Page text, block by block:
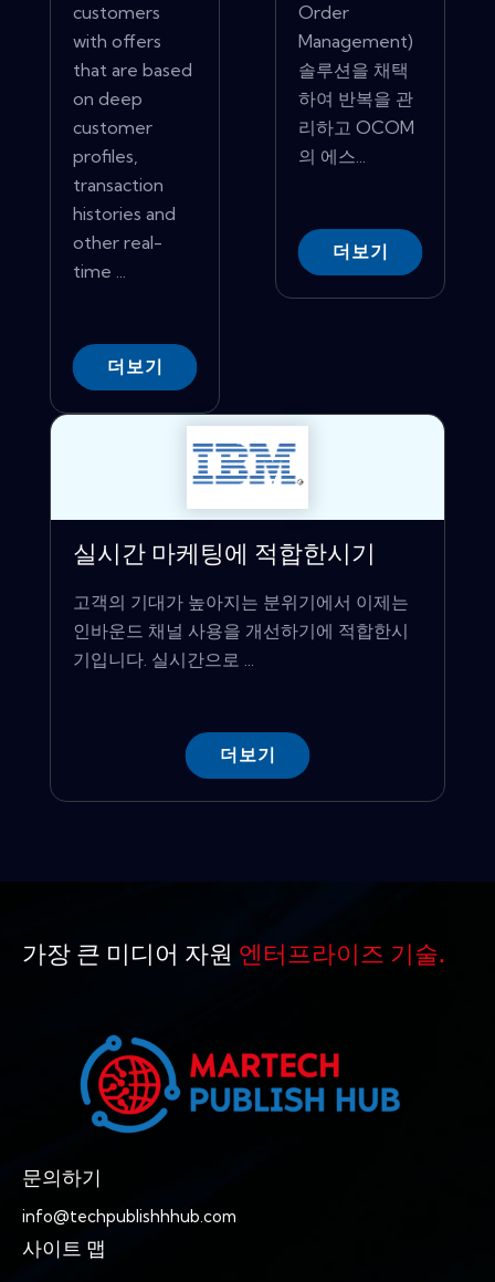
customers
with offers
that are based
on deep
customer
profiles,
transaction
histories and
other real-
time ...
더보기
Order
Management)
솔루션을 채택
하여 반복을 관
리하고 OCOM
의 에스...
더보기
실시간 마케팅에 적합한시기
고객의 기대가 높아지는 분위기에서 이제는
인바운드 채널 사용을 개선하기에 적합한시
기입니다. 실시간으로 ...
더보기
가장 큰 미디어 자원 엔터프라이즈 기술.
문의하기
info@techpublishhhub.com
사이트 맵